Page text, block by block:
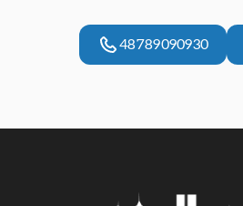
48789090930